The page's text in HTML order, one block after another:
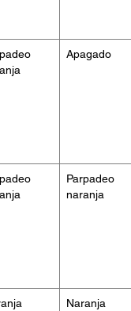
Apagado
Parpadeo
naranja
Naranja